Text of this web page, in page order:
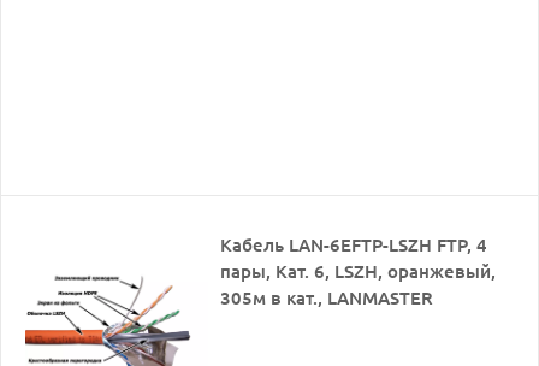
Кабель LAN-6EFTP-LSZH FTP, 4
пары, Кат. 6, LSZH, оранжевый,
305м в кат., LANMASTER